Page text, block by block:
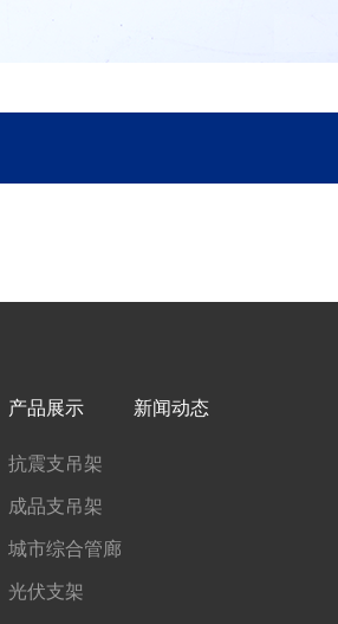
产品展示
抗震支吊架
成品支吊架
城市综合管廊
光伏支架
新闻动态